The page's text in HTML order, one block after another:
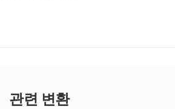
관련 변환